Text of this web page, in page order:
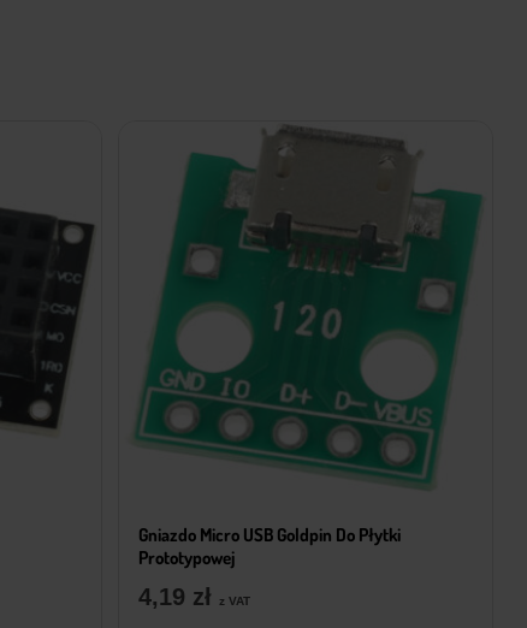
Gniazdo Micro USB Goldpin Do Płytki
Prototypowej
4,19 zł z VAT